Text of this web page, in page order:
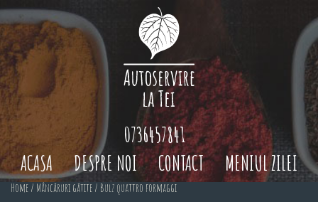
ACASA DESPRE NOI CONTACT MENIUL ZILEI
0736457841
Home / Mâncăruri gătite / Bulz quattro formaggi